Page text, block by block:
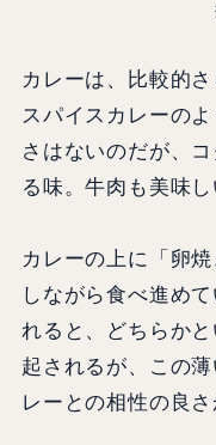
カレーは、比較的
スパイスカレーの
さはないのだが、
る味。牛肉も美味し
カレーの上に「卵
しながら食べ進め
れると、どちらか
起されるが、この
レーとの相性の良